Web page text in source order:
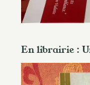
En librairie :